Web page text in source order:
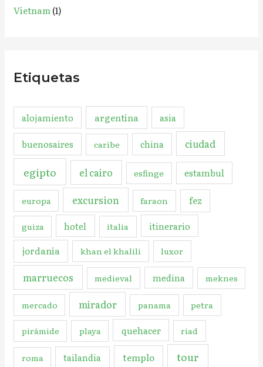
Vietnam(1)
Etiquetas
alojamiento argentina asia
buenosaires caribe china ciudad
egipto el cairo esfinge estambul
europa excursion faraon fez
guiza hotel italia itinerario
jordania khan el khalili luxor
marruecos medieval medina meknes
mercado mirador panama petra
pirámide playa quehacer riad
roma tailandia templo tour